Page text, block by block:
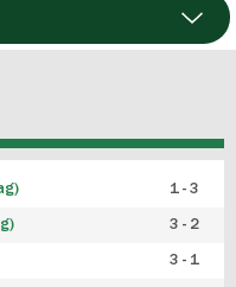
1 - 3
3 - 2
3 - 1